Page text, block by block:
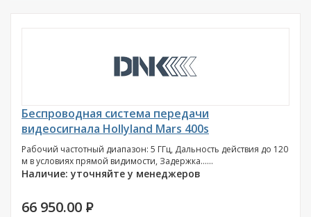
Беспроводная система передачи
видеосигнала Hollyland Mars 400s
Рабочий частотный диапазон: 5 ГГц, Дальность действия до 120
м в условиях прямой видимости, Задержка......
Наличие: уточняйте у менеджеров
66 950.00 P